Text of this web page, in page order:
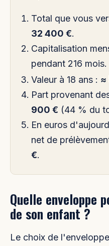
Total que vous
32 400 €.
Capitalisation
pendant 216 mois.
Valeur à 18 ans : ≈
Part provenant
900 € (44 % du
En euros
net de
€.
Quelle enveloppe
de son enfant ?
Le choix de